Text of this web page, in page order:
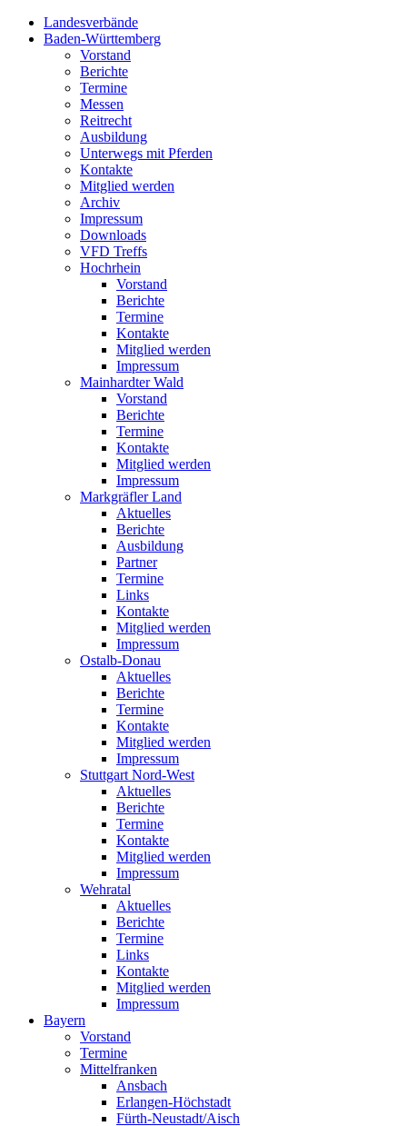
Landesverbände
Baden-Württemberg
Vorstand
Berichte
Termine
Messen
Reitrecht
Ausbildung
Unterwegs mit Pferden
Kontakte
Mitglied werden
Archiv
Impressum
Downloads
VFD Treffs
Hochrhein
Vorstand
Berichte
Termine
Kontakte
Mitglied werden
Impressum
Mainhardter Wald
Vorstand
Berichte
Termine
Kontakte
Mitglied werden
Impressum
Markgräfler Land
Aktuelles
Berichte
Ausbildung
Partner
Termine
Links
Kontakte
Mitglied werden
Impressum
Ostalb-Donau
Aktuelles
Berichte
Termine
Kontakte
Mitglied werden
Impressum
Stuttgart Nord-West
Aktuelles
Berichte
Termine
Kontakte
Mitglied werden
Impressum
Wehratal
Aktuelles
Berichte
Termine
Links
Kontakte
Mitglied werden
Impressum
Bayern
Vorstand
Termine
Mittelfranken
Ansbach
Erlangen-Höchstadt
Fürth-Neustadt/Aisch